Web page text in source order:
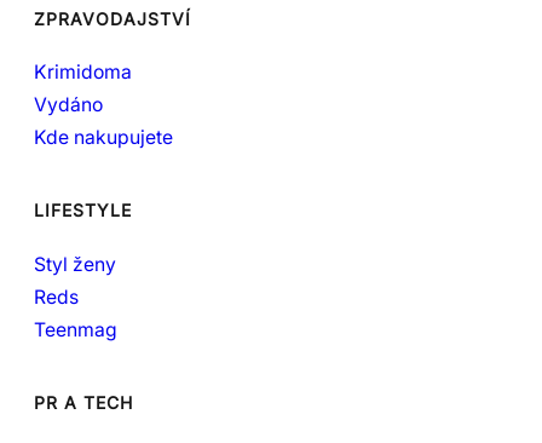
ZPRAVODAJSTVÍ
Krimidoma
Vydáno
Kde nakupujete
LIFESTYLE
Styl ženy
Reds
Teenmag
PR A TECH